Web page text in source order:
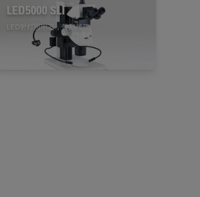
LED5000 SLI
LED射灯照明器，带鹅颈管